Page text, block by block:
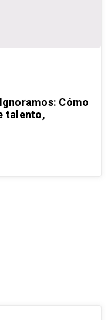
Cómo
talento,